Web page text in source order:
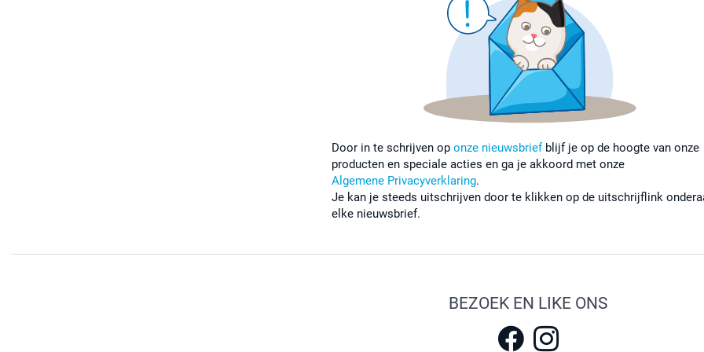
Door in te schrijven op onze nieuwsbriefblijf je op de hoogte van onze
producten en speciale acties en ga je akkoord met onze
Algemene Privacyverklaring.
Je kan je steeds uitschrijven door te klikken op de uitschrijflink
elke nieuwsbrief.
BEZOEK EN LIKE ONS